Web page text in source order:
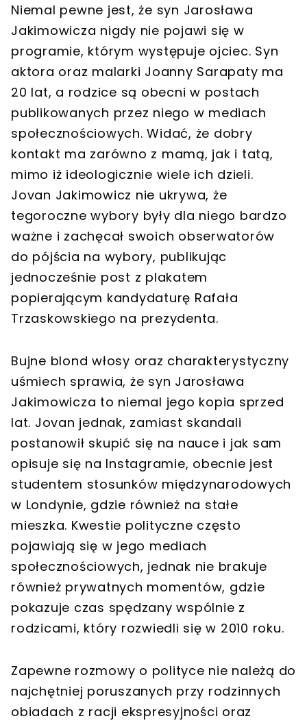
Niemal pewne jest, że syn Jarosława
Jakimowicza nigdy nie pojawi się w
programie, którym występuje ojciec. Syn
aktora oraz malarki Joanny Sarapaty ma
20 lat, a rodzice są obecni w postach
publikowanych przez niego w mediach
społecznościowych. Widać, że dobry
kontakt ma zarówno z mamą, jak i tatą,
mimo iż ideologicznie wiele ich dzieli.
Jovan Jakimowicz nie ukrywa, że
tegoroczne wybory były dla niego bardzo
ważne i zachęcał swoich obserwatorów
do pójścia na wybory, publikując
jednocześnie post z plakatem
popierającym kandydaturę Rafała
Trzaskowskiego na prezydenta.
Bujne blond włosy oraz charakterystyczny
uśmiech sprawia, że syn Jarosława
Jakimowicza to niemal jego kopia sprzed
lat. Jovan jednak, zamiast skandali
postanowił skupić się na nauce i jak sam
opisuje się na Instagramie, obecnie jest
studentem stosunków międzynarodowych
w Londynie, gdzie również na stałe
mieszka. Kwestie polityczne często
pojawiają się w jego mediach
społecznościowych, jednak nie brakuje
również prywatnych momentów, gdzie
pokazuje czas spędzany wspólnie z
rodzicami, który rozwiedli się w 2010 roku.
Zapewne rozmowy o polityce nie należą do
najchętniej poruszanych przy rodzinnych
obiadach z racji ekspresyjności oraz